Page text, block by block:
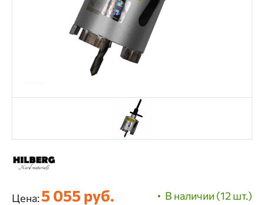
В наличии (12 шт.)
Цена:5 055 руб.